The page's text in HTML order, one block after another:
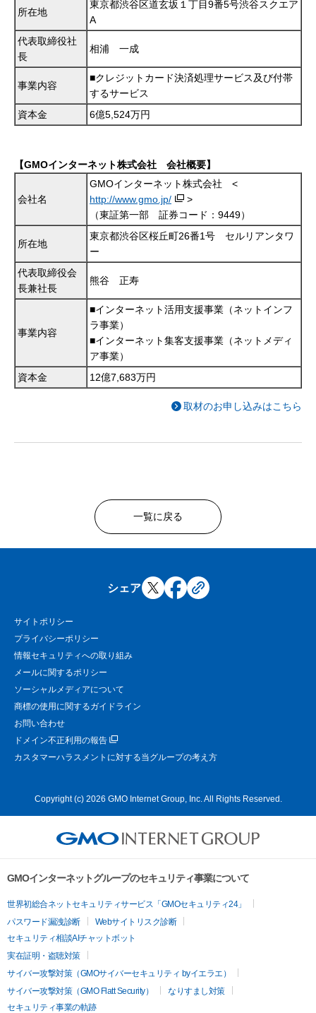
所在地
東京都渋谷区道玄坂１丁目9番5号渋谷スクエア
A
代表取締役社
長
相浦 一成
事業内容
■クレジットカード決済処理サービス及び付帯
するサービス
資本金
6億5,524万円
【GMOインターネット株式会社 会社概要】
会社名
GMOインターネット株式会社 <
http://www.gmo.jp/
>
（東証第一部 証券コード：9449）
所在地
東京都渋谷区桜丘町26番1号 セルリアンタワ
ー
代表取締役会
長兼社長
熊谷 正寿
事業内容
■インターネット活用支援事業（ネットインフ
ラ事業）
■インターネット集客支援事業（ネットメディ
ア事業）
資本金
12億7,683万円
取材のお申し込みはこちら
一覧に戻る
シェア
サイトポリシー
プライバシーポリシー
情報セキュリティへの取り組み
メールに関するポリシー
ソーシャルメディアについて
商標の使用に関するガイドライン
お問い合わせ
ドメイン不正利用の報告
カスタマーハラスメントに対する当グループの考え方
Copyright (c) 2026 GMO Internet Group, Inc. All Rights Reserved.
GMOインターネットグループのセキュリティ事業について
世界初総合ネットセキュリティサービス「GMOセキュリティ24」
パスワード漏洩診断
Webサイトリスク診断
セキュリティ相談AIチャットボット
実在証明・盗聴対策
サイバー攻撃対策（GMOサイバーセキュリティ byイエラエ）
サイバー攻撃対策（GMO Flatt Security）
なりすまし対策
セキュリティ事業の軌跡